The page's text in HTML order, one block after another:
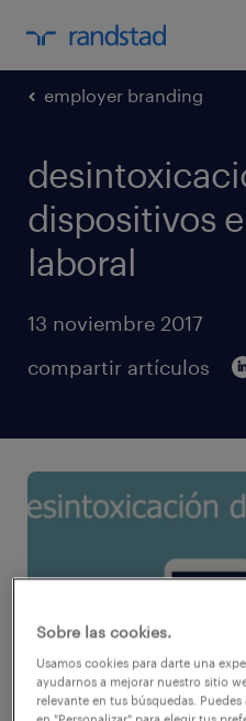
employer branding
dispositivos
laboral
13 noviembre 2017
compartir artículos
Sobre las cookies.
Usamos cookies para darte una
ayudarnos a mejorar nuestro sitio
relevante en tus búsquedas.